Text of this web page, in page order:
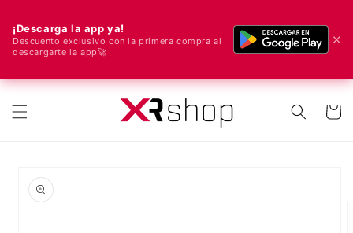
¡Descarga la app ya!
Descuento exclusivo con la primera compra al
descargarte la app🚀
✕
🌍 ¡Enviamos a todo el mundo! 🚀📦
Carrito
a la información del producto